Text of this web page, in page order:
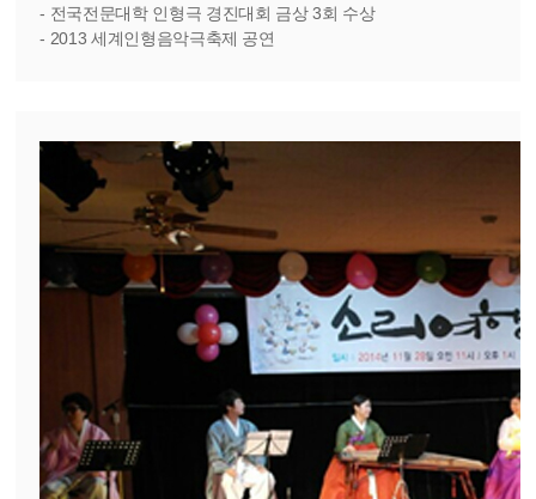
- 전국전문대학 인형극 경진대회 금상 3회 수상
- 2013 세계인형음악극축제 공연